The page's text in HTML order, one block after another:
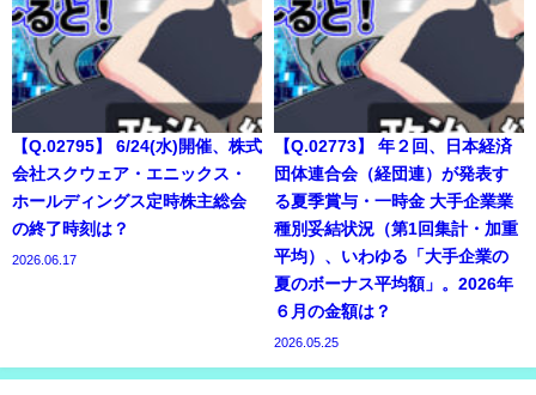
【Q.02795】 6/24(水)開催、株式
会社スクウェア・エニックス・
ホールディングス定時株主総会
の終了時刻は？
2026.06.17
【Q.02773】 年２回、日本経済
団体連合会（経団連）が発表す
る夏季賞与・一時金 大手企業業
種別妥結状況（第1回集計・加重
平均）、いわゆる「大手企業の
夏のボーナス平均額」。2026年
６月の金額は？
2026.05.25